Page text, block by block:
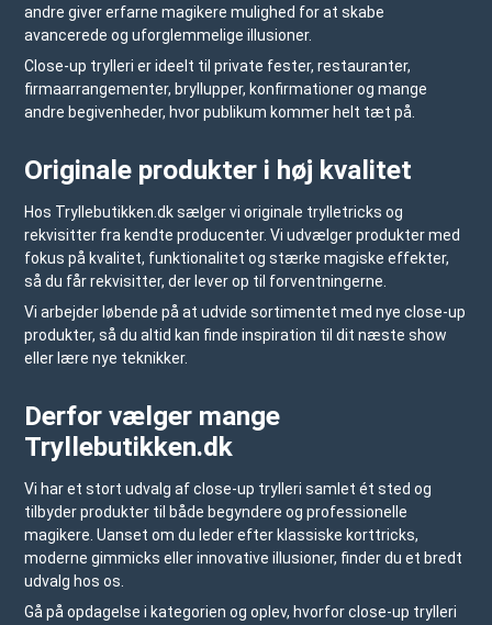
andre giver erfarne magikere mulighed for at skabe
avancerede og uforglemmelige illusioner.
Close-up trylleri er ideelt til private fester, restauranter,
firmaarrangementer, bryllupper, konfirmationer og mange
andre begivenheder, hvor publikum kommer helt tæt på.
Originale produkter i høj kvalitet
Hos Tryllebutikken.dksælger vi originale trylletricks og
rekvisitter fra kendte producenter. Vi udvælger produkter med
fokus på kvalitet, funktionalitet og stærke magiske effekter,
så du får rekvisitter, der lever op til forventningerne.
Vi arbejder løbende på at udvide sortimentet med nye close-up
produkter, så du altid kan finde inspiration til dit næste show
eller lære nye teknikker.
Derfor vælger mange
Tryllebutikken.dk
Vi har et stort udvalg af close-up trylleri samlet ét sted og
tilbyder produkter til både begyndere og professionelle
magikere. Uanset om du leder efter klassiske korttricks,
moderne gimmicks eller innovative illusioner, finder du et bredt
udvalg hos os.
Gå på opdagelse i kategorien og oplev, hvorfor close-up trylleri